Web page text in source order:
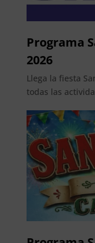
Programa
2026
Llega la fiesta
todas las